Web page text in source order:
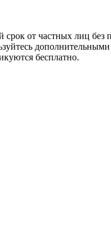
от частных лиц без
бесплатно.